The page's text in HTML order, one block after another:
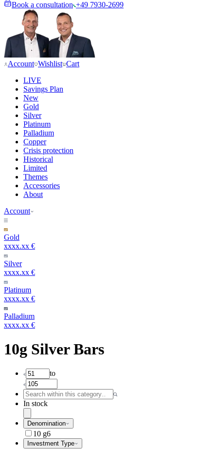
Book a consultation +49 7930-2699
Account Wishlist Cart
LIVE
Savings Plan
New
Gold
Silver
Platinum
Palladium
Copper
Crisis protection
Historical
Limited
Themes
Accessories
About
Account
Gold
xxxx.xx €
Silver
xxxx.xx €
Platinum
xxxx.xx €
Palladium
xxxx.xx €
10g Silver Bars
to
In stock
Denomination
10 g6
Investment Type